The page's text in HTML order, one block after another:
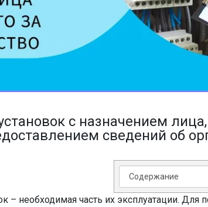
с назначением лица,
сведений об
– необходимая часть их эксплуатации.